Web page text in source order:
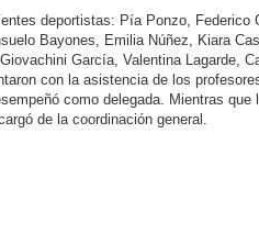
deportistas: Pía Ponzo, Federico
Bayones, Emilia Núñez, Kiara
García, Valentina Lagarde,
con la asistencia de los
como delegada. Mientras
de la coordinación general.